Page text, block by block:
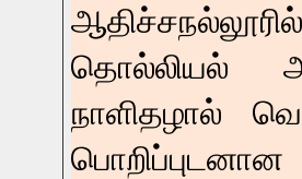
தொல்லியல்
நாளிதழால்
பொறிப்புடனான